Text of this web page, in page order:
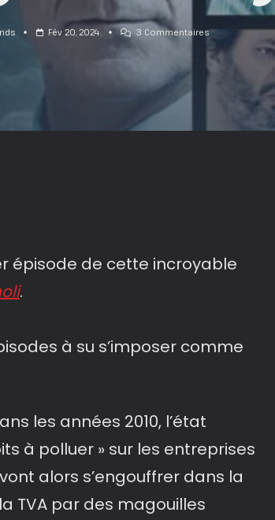
Fév 20, 2024 3 CommentairesSur
De
épisode de cette incroyable
.
à su s’imposer comme
les années 2010, l’état
à polluer » sur les entreprises
alors s’engouffrer dans la
TVA par des magouilles